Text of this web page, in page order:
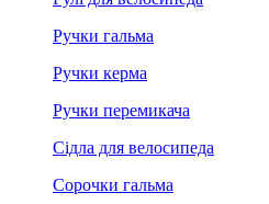
Ручки гальма
Ручки керма
Ручки перемикача
Сідла для велосипеда
Сорочки гальма